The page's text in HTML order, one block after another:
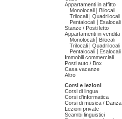
Appartamenti in affitto
Monolocali
Bilocali
Trilocali
Quadrilocali
Pentalocali
Esalocali
Stanze / Posti letto
Appartamenti in vendita
Monolocali
Bilocali
Trilocali
Quadrilocali
Pentalocali
Esalocali
Immobili commerciali
Posti auto / Box
Casa vacanze
Altro
Corsi e lezioni
Corsi di lingua
Corsi d'informatica
Corsi di musica /
Lezioni private
Scambi linguistici